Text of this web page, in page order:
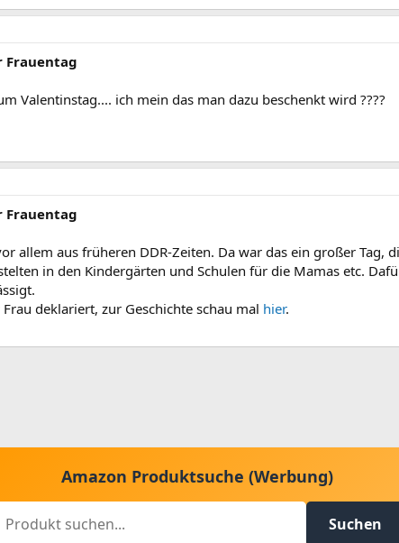
Frauentag
Valentinstag.... ich mein das man dazu beschenkt wird ????
Frauentag
allem aus früheren DDR-Zeiten. Da war das ein großer Tag,
in den Kindergärten und Schulen für die Mamas etc.
deklariert, zur Geschichte schau mal hier.
Amazon Produktsuche (Werbung)
Suchen